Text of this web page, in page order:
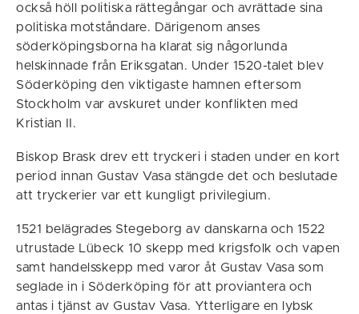
också höll politiska rättegångar och avrättade sina
politiska motståndare. Därigenom anses
söderköpingsborna ha klarat sig någorlunda
helskinnade från Eriksgatan. Under 1520-talet blev
Söderköping den viktigaste hamnen eftersom
Stockholm var avskuret under konflikten med
Kristian II.
Biskop Brask drev ett tryckeri i staden under en kort
period innan Gustav Vasa stängde det och beslutade
att tryckerier var ett kungligt privilegium.
1521 belägrades Stegeborg av danskarna och 1522
utrustade Lübeck 10 skepp med krigsfolk och vapen
samt handelsskepp med varor åt Gustav Vasa som
seglade in i Söderköping för att proviantera och
antas i tjänst av Gustav Vasa. Ytterligare en lybsk